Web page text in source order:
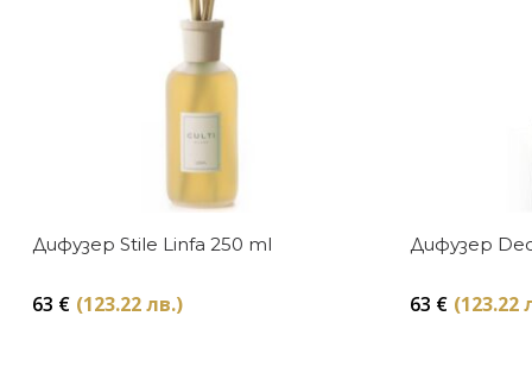
Дифузер Stile Linfa 250 ml
63 € (123.22 лв.)
Дифузер
63 € (123.22